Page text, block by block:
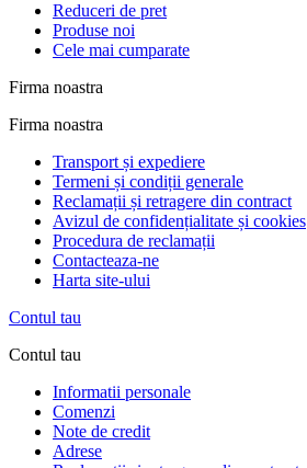
Reduceri de pret
Produse noi
Cele mai cumparate
Firma noastra
Firma noastra
Transport și expediere
Termeni și condiții generale
Reclamații și retragere din contract
Avizul de confidențialitate și cookies
Procedura de reclamații
Contacteaza-ne
Harta site-ului
Contul tau
Contul tau
Informatii personale
Comenzi
Note de credit
Adrese